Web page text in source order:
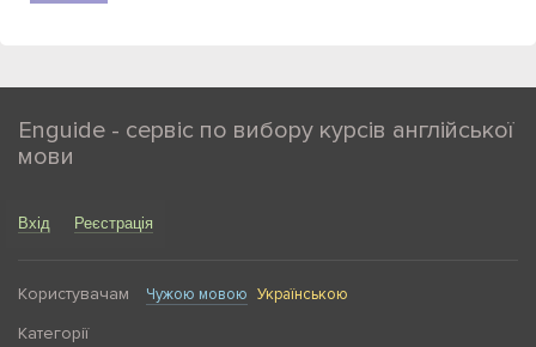
Enguide - сервіс по вибору курсів англійської
мови
Вхід Реєстрація
Користувачам Чужою мовою Українською
Категорії